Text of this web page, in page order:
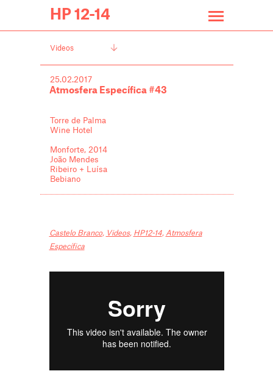
HP 12-14
Videos
25.02.2017
Atmosfera Específica #43
Torre de Palma
Wine Hotel
Monforte, 2014
João Mendes
Ribeiro + Luísa
Bebiano
Castelo Branco, Videos, HP12-14, Atmosfera
Específica